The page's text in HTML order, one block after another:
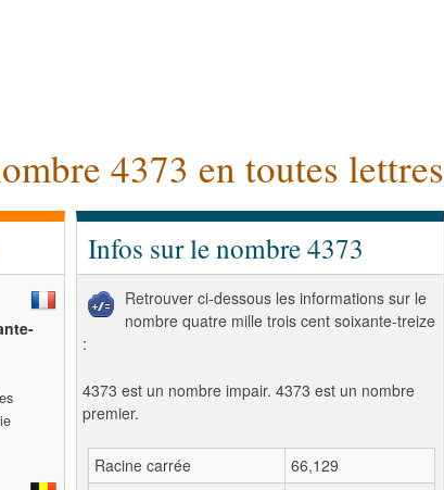
4373 en toutes lettres
Infos sur le nombre 4373
Retrouver ci-dessous les informations sur le
nombre quatre mille trois cent soixante-treize
:
4373 est un nombre impair. 4373 est un nombre
premier.
Racine carrée
66,129